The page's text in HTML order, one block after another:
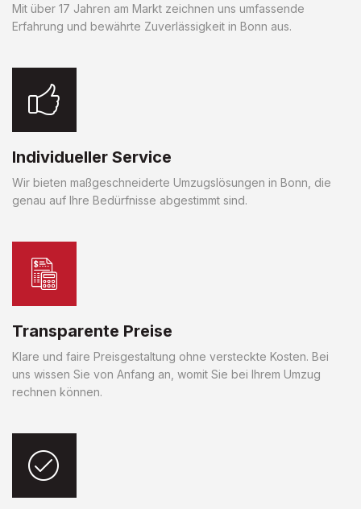
Mit über 17 Jahren am Markt zeichnen uns umfassende
Erfahrung und bewährte Zuverlässigkeit in Bonn aus.
Individueller Service
Wir bieten maßgeschneiderte Umzugslösungen in Bonn, die
genau auf Ihre Bedürfnisse abgestimmt sind.
Transparente Preise
Klare und faire Preisgestaltung ohne versteckte Kosten. Bei
uns wissen Sie von Anfang an, womit Sie bei Ihrem Umzug
rechnen können.